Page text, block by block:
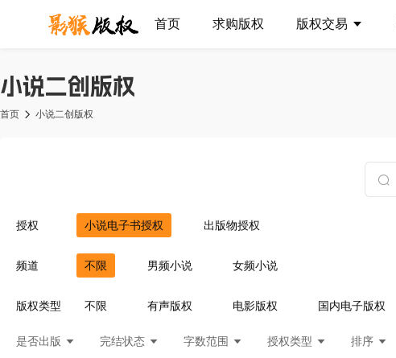
首页 求购版权 版权交易
小说二创版权
首页 小说二创版权
授权 小说电子书授权 出版物授权
频道 不限 男频小说 女频小说
版权类型 不限 有声版权 电影版权 国内电子版权
是否出版 完结状态 字数范围 授权类型 排序